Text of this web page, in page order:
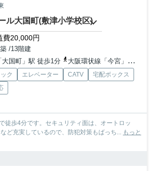
ル大国町(敷津小学校区)
費20,000円
/13階建
国町」駅 徒歩1分
大阪環状線「今宮」駅 徒歩10分
ク エレベーター CATV
宅配ボックス
歩4分です。セキュリティ面は、オートロッ
ど充実しているので、防犯対策もばっち...
もっと